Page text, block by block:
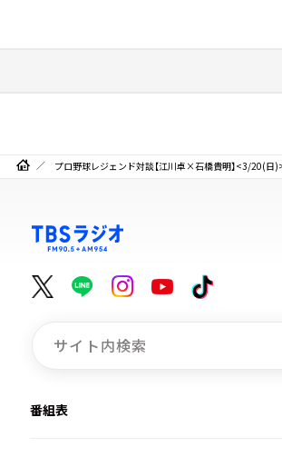
プロ野球レジェンド対談【江川卓×石橋貴明】<3/20(日
番組表